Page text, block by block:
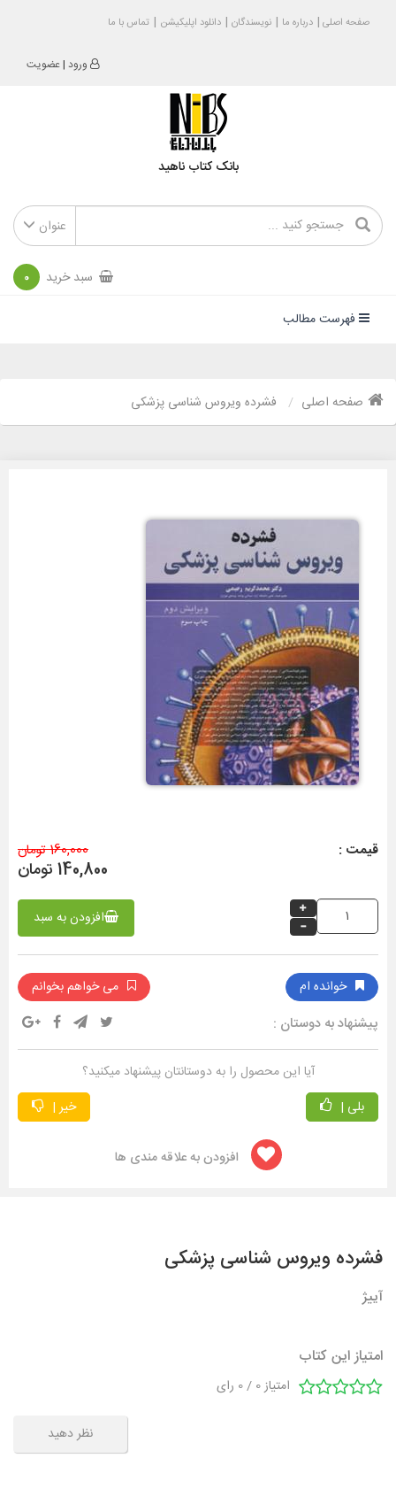
صفحه اصلی درباره ما نویسندگان دانلود اپلیکیشن تماس با ما
ورود |عضویت
بانک کتاب ناهید
عنوان
سبد خرید 0
فهرست مطالب
صفحه اصلی فشرده ویروس شناسی پزشکی
قیمت : 160,000 تومان
140,800 تومان
افزودن به سبد
خوانده ام می خواهم بخوانم
پیشنهاد به دوستان :
آیا این محصول را به دوستانتان پیشنهاد میکنید؟
بلی |
خیر |
افزودن به علاقه مندی ها
فشرده ویروس شناسی پزشکی
آییژ
امتیاز این کتاب
امتیاز0
/
0 رای
نظر دهید